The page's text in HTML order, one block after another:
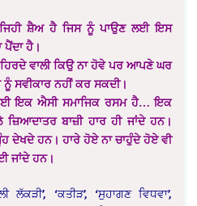
ਸ਼ੈਅ ਹੈ ਜਿਸ ਨੂੰ ਪਾਉਣ ਲਈ ਇਸ
ਪੈਂਦਾ ਹੈ।
ਵਾਲੀ ਕਿਉ ਨਾ ਹੋਵੇ ਪਰ ਆਪਣੇ ਘਰ
ਸਵੀਕਾਰ ਨਹੀਂ ਕਰ ਸਕਦੀ।
ਇਕ ਐਸੀ ਸਮਾਜਿਕ ਰਸਮ ਹੈ… ਇਕ
ਬਾਜ਼ੀ ਹਾਰ ਹੀ ਜਾਂਦੇ ਹਨ।
ਦੇਖਦੇ ਹਨ। ਹਾਰੇ ਹੋਏ ਨਾ ਚਾਹੁੰਦੇ ਹੋਏ ਵੀ
ਜਾਂਦੇ ਹਨ।
ਲੱਕੜੀ’, ‘ਕਤੀੜ’, ‘ਸੁਹਾਗਣ ਵਿਧਵਾ’,